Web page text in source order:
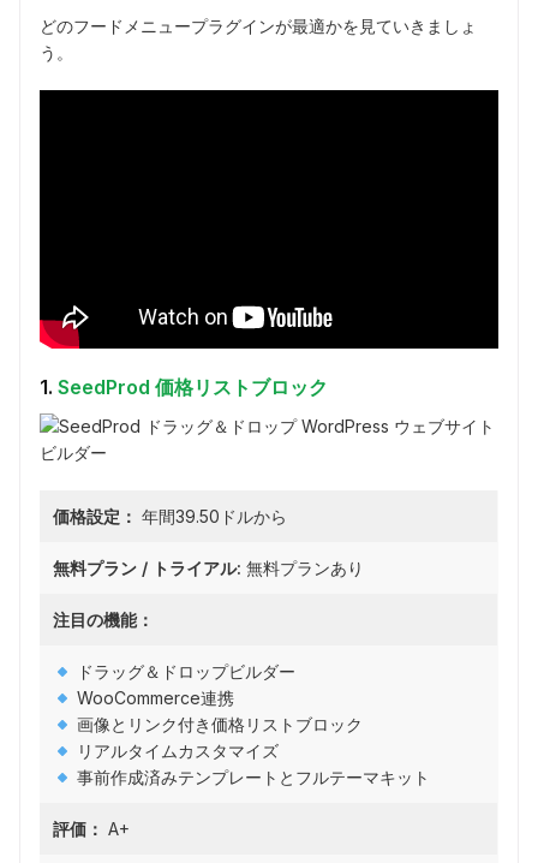
どのフードメニュープラグインが最適かを見ていきましょ
う。
1. SeedProd 価格リストブロック
価格設定： 年間39.50ドルから
無料プラン / トライアル: 無料プランあり
注目の機能：
ドラッグ＆ドロップビルダー
WooCommerce連携
画像とリンク付き価格リストブロック
リアルタイムカスタマイズ
事前作成済みテンプレートとフルテーマキット
評価： A+